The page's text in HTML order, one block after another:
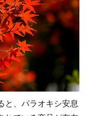
と、パラオキシ安息